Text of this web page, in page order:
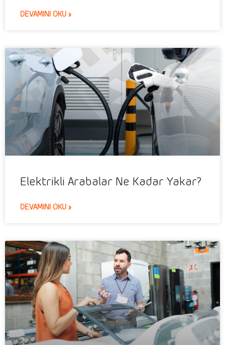
DEVAMINI OKU »
Elektrikli Arabalar Ne Kadar Yakar?
DEVAMINI OKU »